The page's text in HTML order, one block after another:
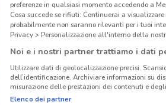
preferenze in qualsiasi momento accedendo a
Cosa succede se rifiuti: Continuerai a
probabilmente non saranno rilevanti per i tuoi
Privacy > Personalizzazione all'interno della
Noi e i nostri partner trattiamo i dati
Utilizzare dati di geolocalizzazione precisi.
dell’identificazione. Archiviare informazioni su
misurazione delle prestazioni dei contenuti e
Elenco dei partner